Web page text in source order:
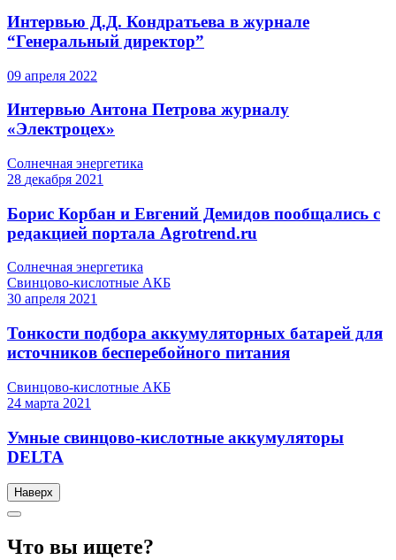
Интервью Д.Д. Кондратьева в журнале
“Генеральный директор”
09 апреля 2022
Интервью Антона Петрова журналу
«Электроцех»
Солнечная энергетика
28 декабря 2021
Борис Корбан и Евгений Демидов пообщались с
редакцией портала Agrotrend.ru
Солнечная энергетика
Свинцово-кислотные АКБ
30 апреля 2021
Тонкости подбора аккумуляторных батарей для
источников бесперебойного питания
Свинцово-кислотные АКБ
24 марта 2021
Умные свинцово-кислотные аккумуляторы
DELTA
Наверх
Что вы ищете?